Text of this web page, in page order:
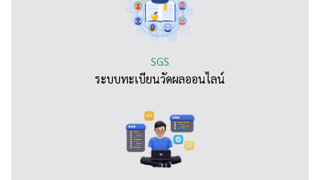
SGS
ระบบทะเบียนวัดผลออนไลน์